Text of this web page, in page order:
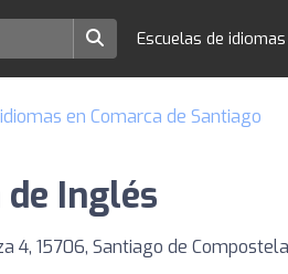
Escuelas de
en Comarca de Santiago
Inglés
4, 15706, Santiago de Compostela